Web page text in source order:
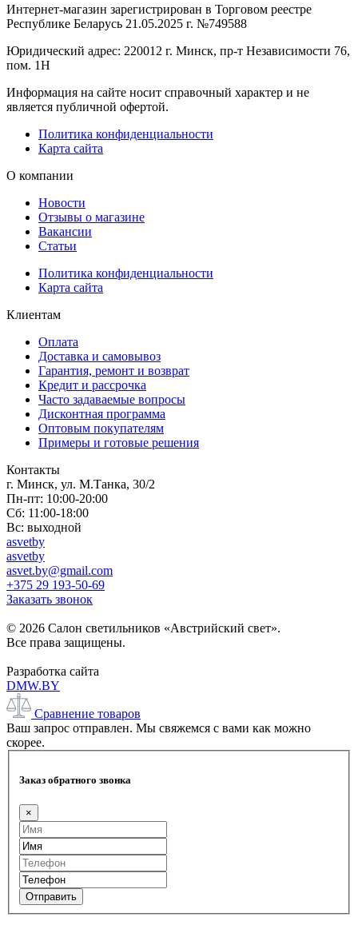
Интернет-магазин зарегистрирован в Торговом реестре
Республике Беларусь 21.05.2025 г. №749588
Юридический адрес: 220012 г. Минск, пр-т Независимости 76,
пом. 1Н
Информация на сайте носит справочный характер и не
является публичной офертой.
Политика конфиденциальности
Карта сайта
О компании
Новости
Отзывы о магазине
Вакансии
Статьи
Политика конфиденциальности
Карта сайта
Клиентам
Оплата
Доставка и самовывоз
Гарантия, ремонт и возврат
Кредит и рассрочка
Часто задаваемые вопросы
Дисконтная программа
Оптовым покупателям
Примеры и готовые решения
Контакты
г. Минск, ул. М.Танка, 30/2
Пн-пт: 10:00-20:00
Сб: 11:00-18:00
Вс: выходной
asvetby
asvetby
asvet.by@gmail.com
+375 29 193-50-69
Заказать звонок
© 2026 Салон светильников «Австрийский свет».
Все права защищены.
Разработка сайта
DMW.BY
Сравнение товаров
Ваш запрос отправлен. Мы свяжемся с вами как можно
скорее.
Заказ обратного звонка
×
Отправить